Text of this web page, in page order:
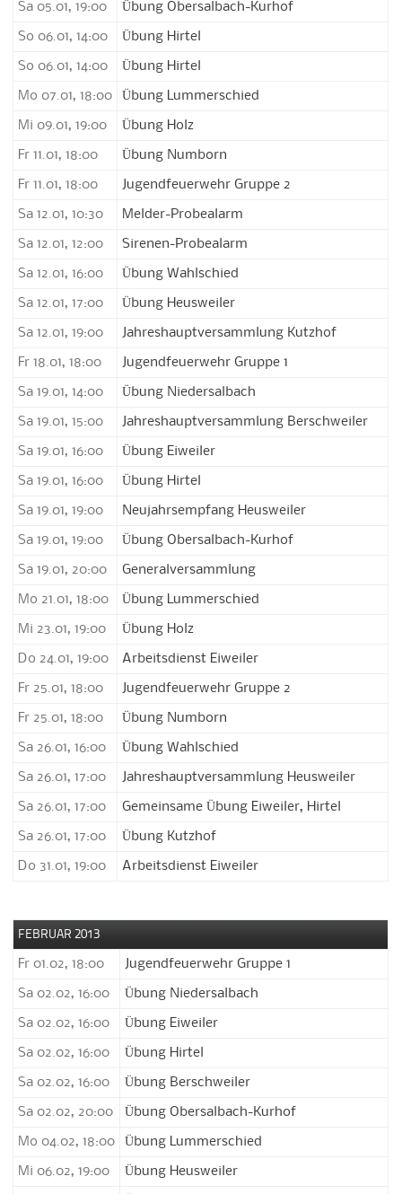
Sa 05.01, 19:00 Übung Obersalbach-Kurhof
So 06.01, 14:00 Übung Hirtel
So 06.01, 14:00 Übung Hirtel
Mo 07.01, 18:00 Übung Lummerschied
Mi 09.01, 19:00 Übung Holz
Fr 11.01, 18:00 Übung Numborn
Fr 11.01, 18:00 Jugendfeuerwehr Gruppe 2
Sa 12.01, 10:30 Melder-Probealarm
Sa 12.01, 12:00 Sirenen-Probealarm
Sa 12.01, 16:00 Übung Wahlschied
Sa 12.01, 17:00 Übung Heusweiler
Sa 12.01, 19:00 Jahreshauptversammlung Kutzhof
Fr 18.01, 18:00 Jugendfeuerwehr Gruppe 1
Sa 19.01, 14:00 Übung Niedersalbach
Sa 19.01, 15:00 Jahreshauptversammlung Berschweiler
Sa 19.01, 16:00 Übung Eiweiler
Sa 19.01, 16:00 Übung Hirtel
Sa 19.01, 19:00 Neujahrsempfang Heusweiler
Sa 19.01, 19:00 Übung Obersalbach-Kurhof
Sa 19.01, 20:00 Generalversammlung
Mo 21.01, 18:00 Übung Lummerschied
Mi 23.01, 19:00 Übung Holz
Do 24.01, 19:00 Arbeitsdienst Eiweiler
Fr 25.01, 18:00 Jugendfeuerwehr Gruppe 2
Fr 25.01, 18:00 Übung Numborn
Sa 26.01, 16:00 Übung Wahlschied
Sa 26.01, 17:00 Jahreshauptversammlung Heusweiler
Sa 26.01, 17:00 Gemeinsame Übung Eiweiler, Hirtel
Sa 26.01, 17:00 Übung Kutzhof
Do 31.01, 19:00 Arbeitsdienst Eiweiler
FEBRUAR 2013
Fr 01.02, 18:00 Jugendfeuerwehr Gruppe 1
Sa 02.02, 16:00 Übung Niedersalbach
Sa 02.02, 16:00 Übung Eiweiler
Sa 02.02, 16:00 Übung Hirtel
Sa 02.02, 16:00 Übung Berschweiler
Sa 02.02, 20:00 Übung Obersalbach-Kurhof
Mo 04.02, 18:00 Übung Lummerschied
Mi 06.02, 19:00 Übung Heusweiler